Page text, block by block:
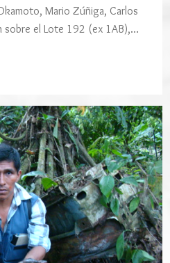
Mario Zúñiga, Carlos
sobre el Lote 192 (ex 1AB),…